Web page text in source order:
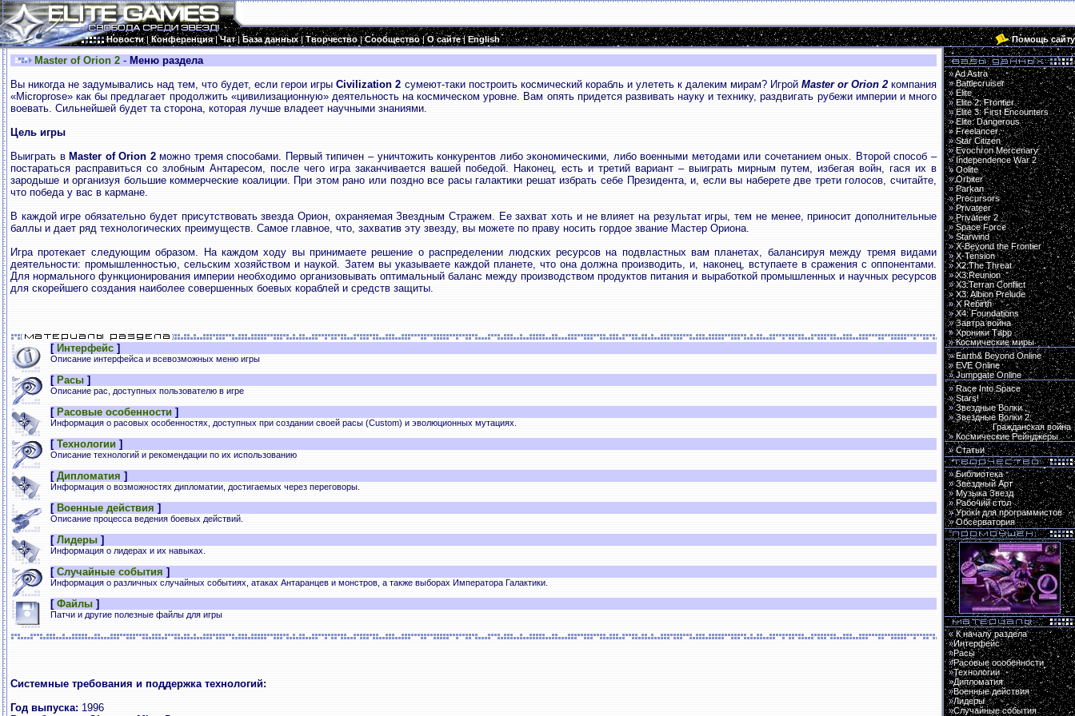
Новости|Конференция|Чат|База данных|Творчество|Сообщество|О сайте|English Помощь сайту
Master of Orion 2 - Меню раздела
Вы никогда не задумывались над тем, что будет, если герои игрыCivilization 2 сумеют-таки построить космический корабль и улететь к далеким мирам? Игрой Master or Orion 2 компания
«Microprose» как бы предлагает продолжить «цивилизационную» деятельность на космическом уровне. Вам опять придется развивать науку и технику, раздвигать рубежи империи и много
воевать. Сильнейшей будет та сторона, которая лучше владеет научными знаниями.
Цель игры
Выиграть в Master of Orion 2можно тремя способами. Первый типичен – уничтожить конкурентов либо экономическими, либо военными методами или сочетанием оных. Второй способ –
постараться расправиться со злобным Антаресом, после чего игра заканчивается вашей победой. Наконец, есть и третий вариант – выиграть мирным путем, избегая войн, гася их в
зародыше и организуя большие коммерческие коалиции. При этом рано или поздно все расы галактики решат избрать себе Президента, и, если вы наберете две трети голосов, считайте,
что победа у вас в кармане.
В каждой игре обязательно будет присутствовать звезда Орион, охраняемая Звездным Стражем. Ее захват хоть и не влияет на результат игры, тем не менее, приносит дополнительные
баллы и дает ряд технологических преимуществ. Самое главное, что, захватив эту звезду, вы можете по праву носить гордое звание Мастер Ориона.
Игра протекает следующим образом. На каждом ходу вы принимаете решение о распределении людских ресурсов на подвластных вам планетах, балансируя между тремя видами
деятельности: промышленностью, сельским хозяйством и наукой. Затем вы указываете каждой планете, что она должна производить, и, наконец, вступаете в сражения с оппонентами.
Для нормального функционирования империи необходимо организовывать оптимальный баланс между производством продуктов питания и выработкой промышленных и научных ресурсов
для скорейшего создания наиболее совершенных боевых кораблей и средств защиты.
[ Интерфейс ]
Описание интерфейса и всевозможных меню игры
[ Расы ]
Описание рас, доступных пользователю в игре
[ Расовые особенности ]
Информация о расовых особенностях, доступных при создании своей расы (Custom) и эволюционных мутациях.
[ Технологии ]
Описание технологий и рекомендации по их использованию
[ Дипломатия ]
Информация о возможностях дипломатии, достигаемых через переговоры.
[ Военные действия ]
Описание процесса ведения боевых действий.
[ Лидеры ]
Информация о лидерах и их навыках.
[ Случайные события ]
Информация о различных случайных событиях, атаках Антаранцев и монстров, а также выборах Императора Галактики.
[ Файлы ]
Патчи и другие полезные файлы для игры
Системные требования и поддержка технологий:
Год выпуска: 1996
»Ad Astra
» Battlecruiser
» Elite
» Elite 2: Frontier
» Elite 3: First Encounters
» Elite: Dangerous
» Freelancer
» Star Citizen
» Evochron Mercenary
» Independence War 2
» Oolite
» Orbiter
» Parkan
» Precursors
» Privateer
» Privateer 2
» Space Force
» Starwind
» X-Beyond the Frontier
» X-Tension
» X2:The Threat
» X3:Reunion
» X3:Terran Conflict
» X3: Albion Prelude
» X Rebirth
» X4: Foundations
» Завтра война
» Хроники Тарр
» Космические миры
» Earth& Beyond Online
» EVE Online
» Jumpgate Online
» Race Into Space
» Stars!
» Звездные Волки
» Звездные Волки 2:
Гражданская война
» Космические Рейнджеры
» Статьи
» Библиотека
» Звездный Арт
» Музыка Звезд
» Рабочий стол
» Уроки для программистов
» Обсерватория
« К началу раздела
»Интерфейс
»Расы
»Расовые особенности
»Технологии
»Дипломатия
»Военные действия
»Лидеры
»Случайные события